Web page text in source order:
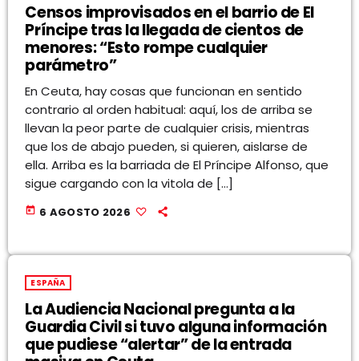
Censos improvisados en el barrio de El
Príncipe tras la llegada de cientos de
menores: “Esto rompe cualquier
parámetro”
En Ceuta, hay cosas que funcionan en sentido
contrario al orden habitual: aquí, los de arriba se
llevan la peor parte de cualquier crisis, mientras
que los de abajo pueden, si quieren, aislarse de
ella. Arriba es la barriada de El Príncipe Alfonso, que
sigue cargando con la vitola de […]
today 6 AGOSTO 2026
ESPAÑA
La Audiencia Nacional pregunta a la
Guardia Civil si tuvo alguna información
que pudiese “alertar” de la entrada